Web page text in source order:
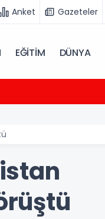
Anket Gazeteler
EĞİTİM DÜNYA